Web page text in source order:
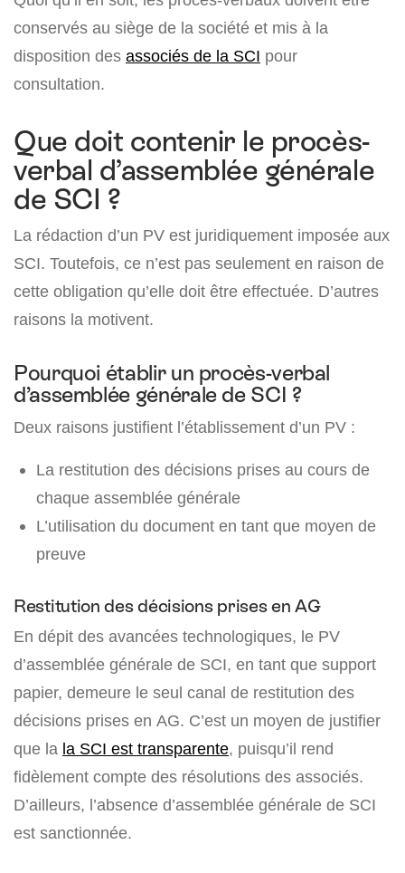
conservés au siège de la société et mis à la
disposition des associés de la SCI pour
consultation.
Que doit contenir le procès-
verbal d’assemblée générale
de SCI ?
La rédaction d’un PV est juridiquement imposée aux
SCI. Toutefois, ce n’est pas seulement en raison de
cette obligation qu’elle doit être effectuée. D’autres
raisons la motivent.
Pourquoi établir un procès-verbal
d’assemblée générale de SCI ?
Deux raisons justifient l’établissement d’un PV :
La restitution des décisions prises au cours de
chaque assemblée générale
L’utilisation du document en tant que moyen de
preuve
Restitution des décisions prises en AG
En dépit des avancées technologiques, le PV
d’assemblée générale de SCI, en tant que support
papier, demeure le seul canal de restitution des
décisions prises en AG. C’est un moyen de justifier
que la la SCI est transparente, puisqu’il rend
fidèlement compte des résolutions des associés.
D’ailleurs, l’absence d’assemblée générale de SCI
est sanctionnée.